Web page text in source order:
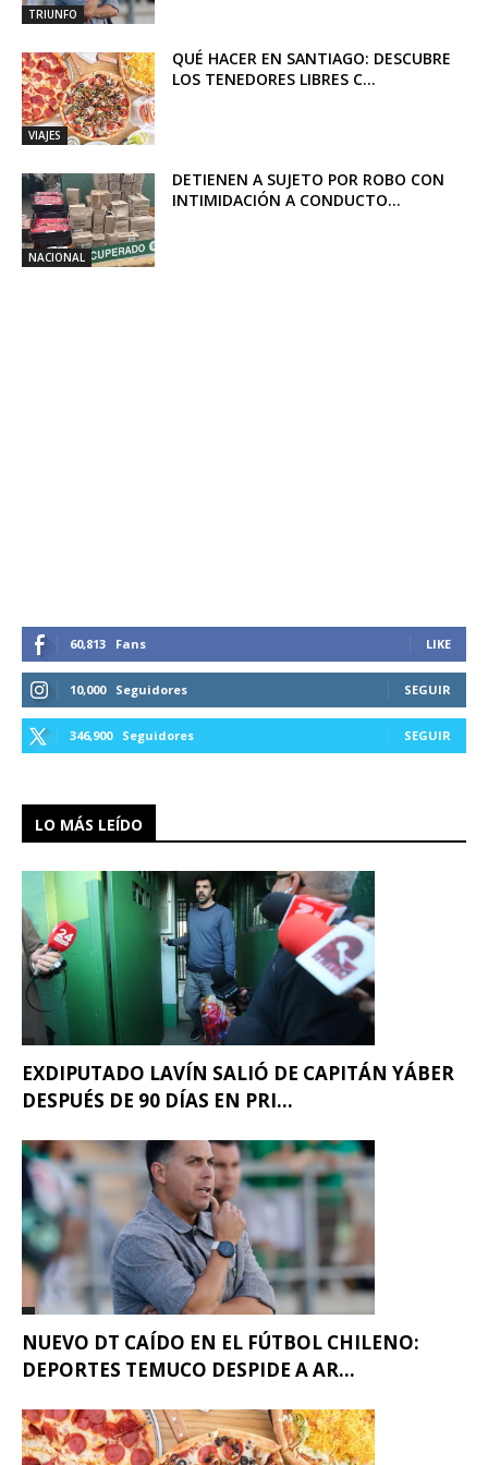
TRIUNFO
VIAJES
QUÉ HACER EN SANTIAGO: DESCUBRE
LOS TENEDORES LIBRES C...
NACIONAL
DETIENEN A SUJETO POR ROBO CON
INTIMIDACIÓN A CONDUCTO...
60,813 Fans LIKE
10,000 Seguidores SEGUIR
346,900 Seguidores SEGUIR
LO MÁS LEÍDO
EXDIPUTADO LAVÍN SALIÓ DE CAPITÁN YÁBER
DESPUÉS DE 90 DÍAS EN PRI...
NUEVO DT CAÍDO EN EL FÚTBOL CHILENO:
DEPORTES TEMUCO DESPIDE A AR...